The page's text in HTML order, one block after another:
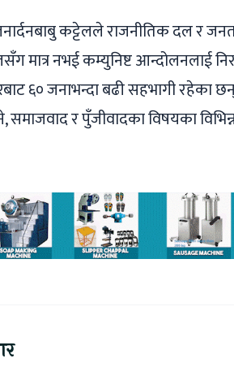
कट्टेलले राजनीतिक दल र
मात्र नभई कम्युनिष्ट आन्दोलनलाई
६० जनाभन्दा बढी सहभागी
र पुँजीवादका विषयका